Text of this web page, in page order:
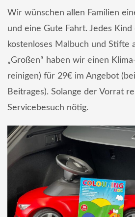
Wir wünschen allen Familien
und eine Gute Fahrt. Jedes
kostenloses Malbuch und Stifte
„Großen“ haben wir einen
reinigen) für 29€ im Angebot
Beitrages). Solange der Vorrat
Servicebesuch nötig.